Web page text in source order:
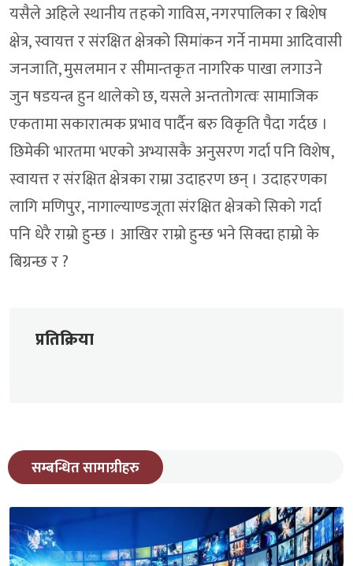
यसैले अहिले स्थानीय तहको गाविस, नगरपालिका र बिशेष
क्षेत्र, स्वायत्त र संरक्षित क्षेत्रको सिमांकन गर्ने नाममा आदिवासी
जनजाति, मुसलमान र सीमान्तकृत नागरिक पाखा लगाउने
जुन षडयन्त्र हुन थालेको छ, यसले अन्ततोगत्वः सामाजिक
एकतामा सकारात्मक प्रभाव पार्दैन बरु विकृति पैदा गर्दछ ।
छिमेकी भारतमा भएको अभ्यासकै अनुसरण गर्दा पनि विशेष,
स्वायत्त र संरक्षित क्षेत्रका राम्रा उदाहरण छन् । उदाहरणका
लागि मणिपुर, नागाल्याण्डजूता संरक्षित क्षेत्रको सिको गर्दा
पनि धेरै राम्रो हुन्छ । आखिर राम्रो हुन्छ भने सिक्दा हाम्रो के
बिग्रन्छ र ?
प्रतिक्रिया
सम्बन्धित सामाग्रीहरु